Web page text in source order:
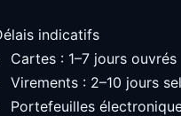
indicatifs
Cartes : 1–7 jours ouvrés
Virements : 2–10 jours
Portefeuilles